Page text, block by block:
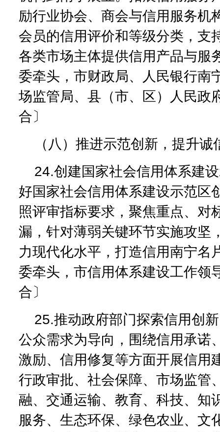
励行业协会、商会与信用服务机
会员的信用评价和等级分类，支
各类市场主体提供信用产品与服
委牵头，市财政局、人民银行南
场监管局、县（市、区）人民政
合〕
（八）推进示范创新，提升
24.创建国家社会信用体系建
好国家社会信用体系建设示范区
照评审指标要求，聚焦重点、对
漏，针对薄弱关键环节实施攻坚
力现代化水平，打造信用南宁名
委牵头，市信用体系建设工作领
合〕
25.推动政府部门探索信用创
公众需求为导向，围绕信用承诺
激励、信用修复等方面开展信用
行政审批、社会保障、市场监管
融、交通运输、教育、科技、知
服务、生态环保、绿色农业、文